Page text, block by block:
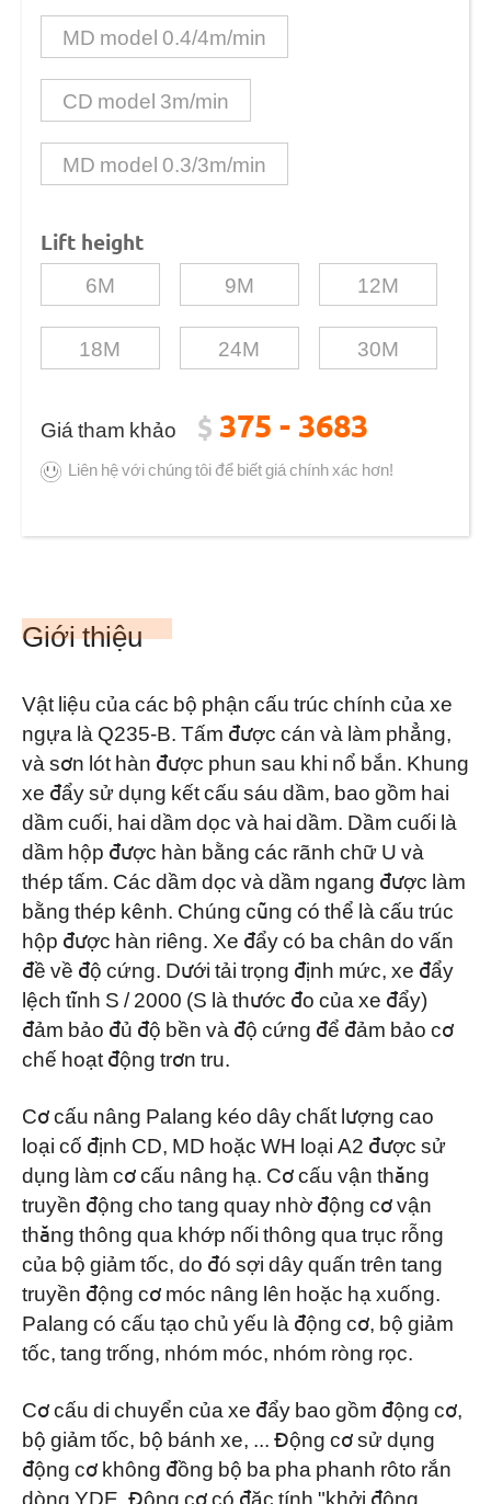
MD model 0.4/4m/min
CD model 3m/min
MD model 0.3/3m/min
Lift height
6M 9M 12M
18M 24M 30M
Giá tham khảo $ 375 - 3683
Liên hệ với chúng tôi để biết giá chính xác hơn!
Giới thiệu
Vật liệu của các bộ phận cấu trúc chính của xe
ngựa là Q235-B. Tấm được cán và làm phẳng,
và sơn lót hàn được phun sau khi nổ bắn. Khung
xe đẩy sử dụng kết cấu sáu dầm, bao gồm hai
dầm cuối, hai dầm dọc và hai dầm. Dầm cuối là
dầm hộp được hàn bằng các rãnh chữ U và
thép tấm. Các dầm dọc và dầm ngang được làm
bằng thép kênh. Chúng cũng có thể là cấu trúc
hộp được hàn riêng. Xe đẩy có ba chân do vấn
đề về độ cứng. Dưới tải trọng định mức, xe đẩy
lệch tĩnh S / 2000 (S là thước đo của xe đẩy)
đảm bảo đủ độ bền và độ cứng để đảm bảo cơ
chế hoạt động trơn tru.
Cơ cấu nâng Palang kéo dây chất lượng cao
loại cố định CD, MD hoặc WH loại A2 được sử
dụng làm cơ cấu nâng hạ. Cơ cấu vận thăng
truyền động cho tang quay nhờ động cơ vận
thăng thông qua khớp nối thông qua trục rỗng
của bộ giảm tốc, do đó sợi dây quấn trên tang
truyền động cơ móc nâng lên hoặc hạ xuống.
Palang có cấu tạo chủ yếu là động cơ, bộ giảm
tốc, tang trống, nhóm móc, nhóm ròng rọc.
Cơ cấu di chuyển của xe đẩy bao gồm động cơ,
bộ giảm tốc, bộ bánh xe, ... Động cơ sử dụng
động cơ không đồng bộ ba pha phanh rôto rắn
dòng YDE. Động cơ có đặc tính "khởi động